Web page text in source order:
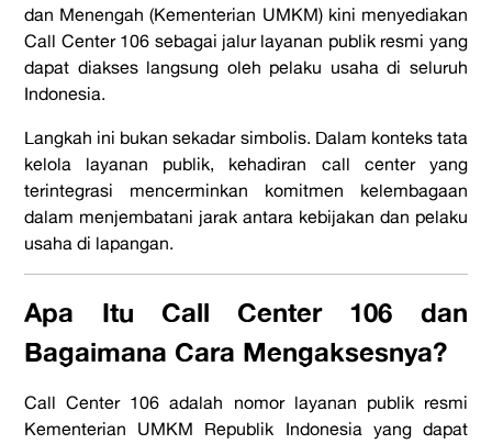
dan Menengah (Kementerian UMKM) kini menyediakan
Call Center 106 sebagai jalur layanan publik resmi yang
dapat diakses langsung oleh pelaku usaha di seluruh
Indonesia.
Langkah ini bukan sekadar simbolis. Dalam konteks tata
kelola layanan publik, kehadiran call center yang
terintegrasi mencerminkan komitmen kelembagaan
dalam menjembatani jarak antara kebijakan dan pelaku
usaha di lapangan.
Apa Itu Call Center 106 dan
Bagaimana Cara Mengaksesnya?
Call Center 106 adalah nomor layanan publik resmi
Kementerian UMKM Republik Indonesia yang dapat